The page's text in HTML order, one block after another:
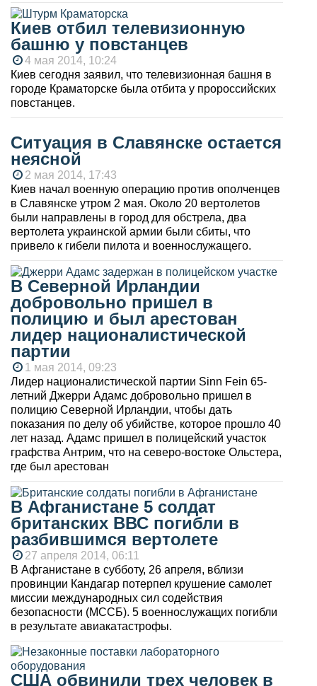
Киев отбил телевизионную
башню у повстанцев
4 мая 2014, 10:24
Киев сегодня заявил, что телевизионная башня в
городе Краматорске была отбита у пророссийских
повстанцев.
Ситуация в Славянске остается
неясной
2 мая 2014, 17:43
Киев начал военную операцию против ополченцев
в Славянске утром 2 мая. Около 20 вертолетов
были направлены в город для обстрела, два
вертолета украинской армии были сбиты, что
привело к гибели пилота и военнослужащего.
В Северной Ирландии
добровольно пришел в
полицию и был арестован
лидер националистической
партии
1 мая 2014, 09:23
Лидер националистической партии Sinn Fein 65-
летний Джерри Адамс добровольно пришел в
полицию Северной Ирландии, чтобы дать
показания по делу об убийстве, которое прошло 40
лет назад. Адамс пришел в полицейский участок
графства Антрим, что на северо-востоке Ольстера,
где был арестован
В Афганистане 5 солдат
британских ВВС погибли в
разбившимся вертолете
27 апреля 2014, 06:11
В Афганистане в субботу, 26 апреля, вблизи
провинции Кандагар потерпел крушение самолет
миссии международных сил содействия
безопасности (МССБ). 5 военнослужащих погибли
в результате авиакатастрофы.
США обвинили трех человек в